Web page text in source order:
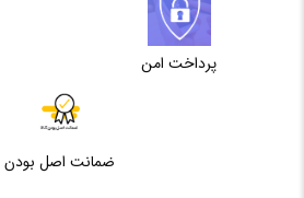
پرداخت امن
ضمانت اصل بودن